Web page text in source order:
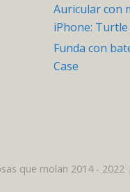
Auricular con
iPhone: Turtle
Funda con
Case
que molan 2014 - 2022 |